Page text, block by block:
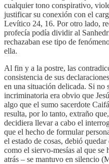
cualquier tono conspirativo,
justificar su conexión con el
Levítico 24, 16. Por otro lado,
profecía podía dividir al
rechazaban ese tipo de
ella.
Al fin y a la postre, las
consistencia de sus
en una situación delicada. Si no
incriminatoria era obvio que
algo que el sumo sacerdote
resulta, por lo tanto, extraño
decidiera llevar a cabo el
que el hecho de formular
el estado de cosas, debió
como el siervo-mesías al que
atrás – se mantuvo en silencio